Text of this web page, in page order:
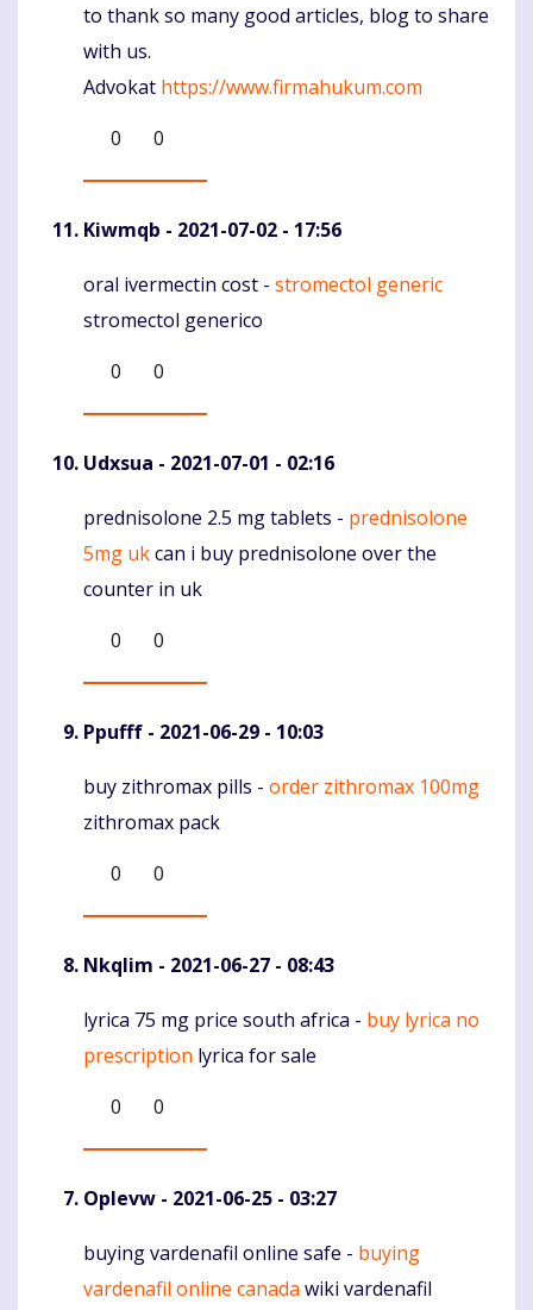
to thank so many good articles, blog to share
with us.
Advokat https://www.firmahukum.com
0
0
Kiwmqb - 2021-07-02 - 17:56
Komentaras
oral ivermectin cost - stromectol generic
stromectol generico
0
0
Udxsua - 2021-07-01 - 02:16
Komentaras
prednisolone 2.5 mg tablets - prednisolone
5mg ukcan i buy prednisolone over the
counter in uk
0
0
Ppufff - 2021-06-29 - 10:03
Komentaras
buy zithromax pills - order zithromax 100mg
zithromax pack
0
0
Nkqlim - 2021-06-27 - 08:43
Komentaras
lyrica 75 mg price south africa - buy lyrica no
prescription lyrica for sale
0
0
Oplevw - 2021-06-25 - 03:27
Komentaras
buying vardenafil online safe - buying
vardenafil online canada wiki vardenafil